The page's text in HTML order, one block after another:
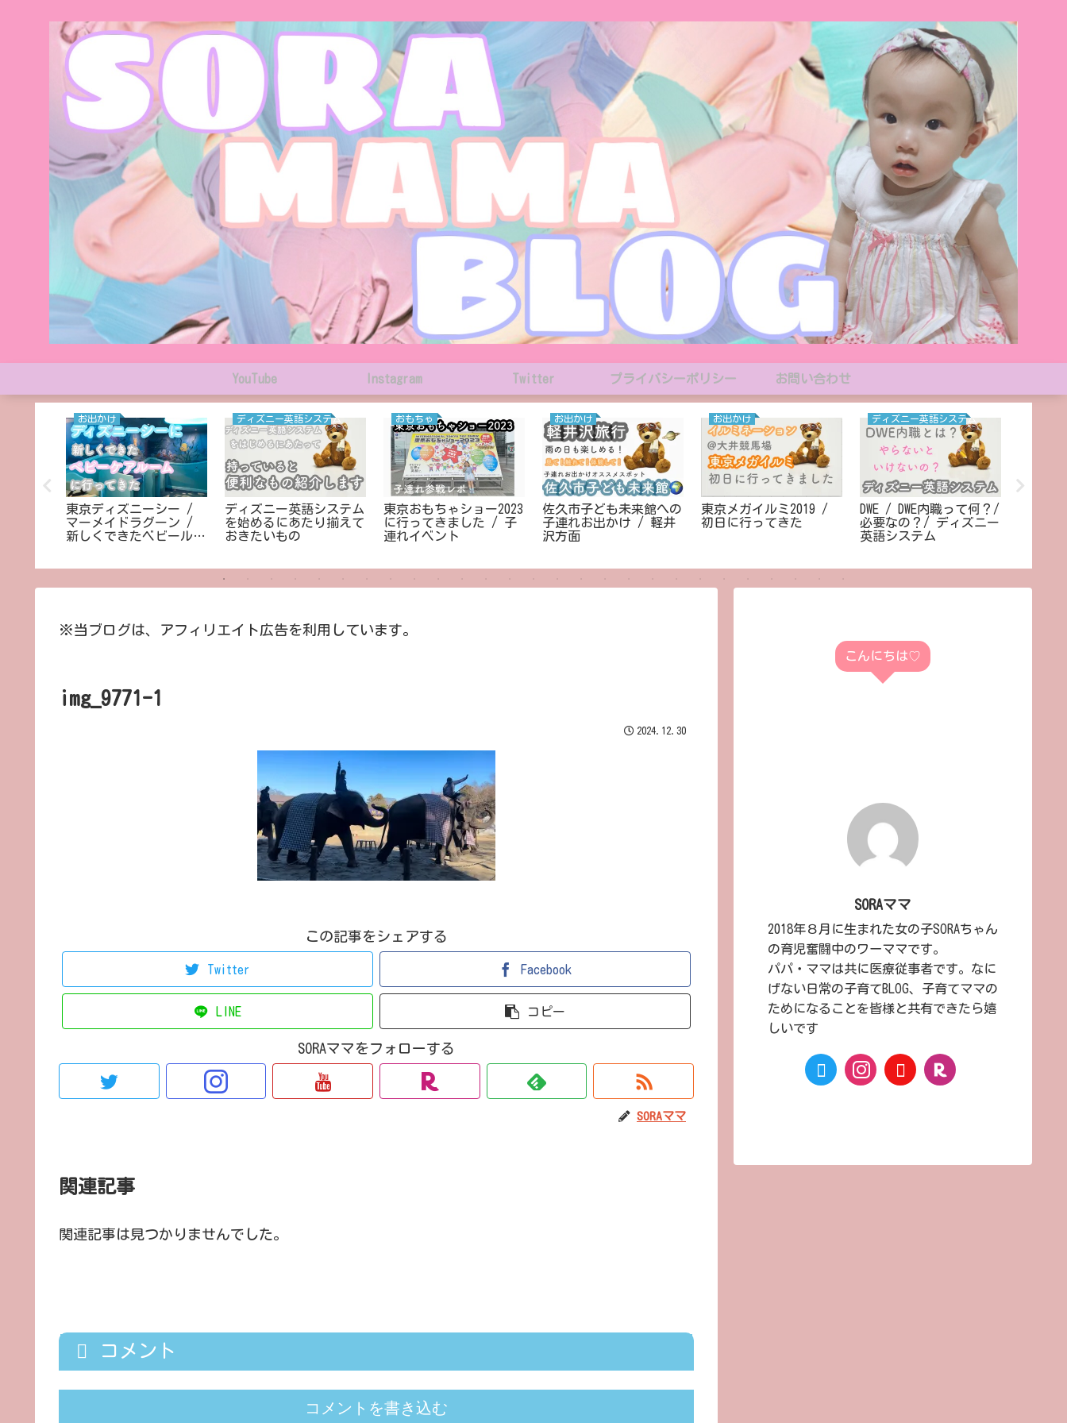
YouTube Instagram Twitter プライバシーポリシー お問い合わせ
お出かけ
東京ディズニーシー /
マーメイドラグーン /
新しくできたベビールー
ディズニー英語システム
ディズニー英語システム
を始めるにあたり揃えて
おきたいもの
おもちゃ
東京おもちゃショー2023
に行ってきました / 子
連れイベント
お出かけ
佐久市子ども未来館への
子連れお出かけ / 軽井
沢方面
お出かけ
東京メガイルミ2019 /
初日に行ってきた
ディズニー英語システム
DWE / DWE内職って何？/
必要なの？/ ディズニー
英語システム
※当ブログは、アフィリエイト広告を利用しています。
img_9771-1
2024.12.30
この記事をシェアする
Twitter Facebook
LINE コピー
SORAママをフォローする
SORAママ
関連記事
関連記事は見つかりませんでした。
コメント
コメントを書き込む
こんにちは♡
SORAママ
2018年８月に生まれた女の子SORAちゃん
の育児奮闘中のワーママです。
パパ・ママは共に医療従事者です。なに
げない日常の子育てBLOG、子育てママの
ためになることを皆様と共有できたら嬉
しいです